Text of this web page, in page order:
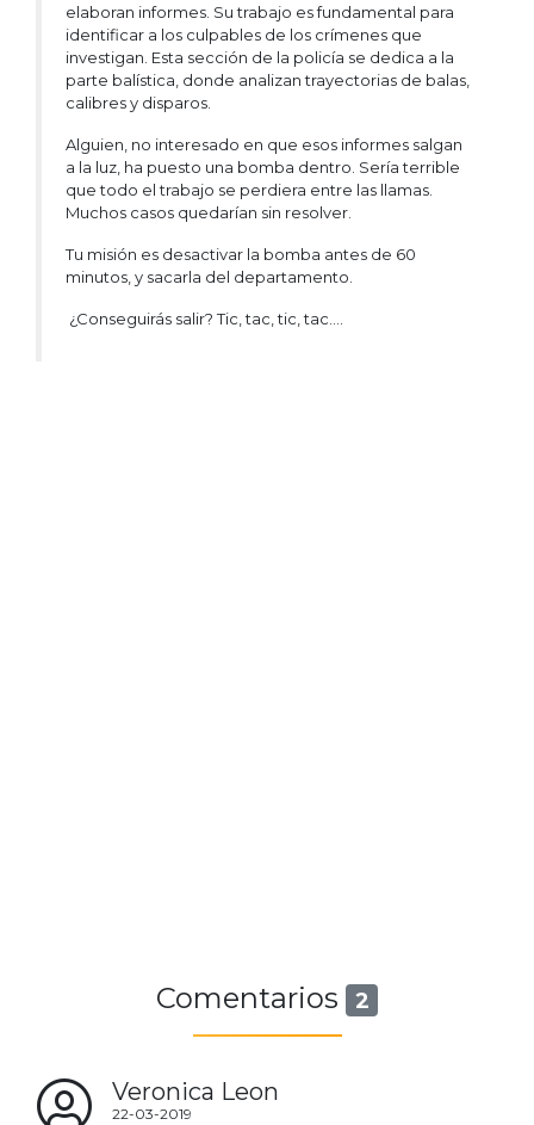
elaboran informes. Su trabajo es fundamental para
identificar a los culpables de los crímenes que
investigan. Esta sección de la policía se dedica a la
parte balística, donde analizan trayectorias de balas,
calibres y disparos.
Alguien, no interesado en que esos informes salgan
a la luz, ha puesto una bomba dentro. Sería terrible
que todo el trabajo se perdiera entre las llamas.
Muchos casos quedarían sin resolver.
Tu misión es desactivar la bomba antes de 60
minutos, y sacarla del departamento.
¿Conseguirás salir? Tic, tac, tic, tac….
Comentarios 2
Veronica Leon
22-03-2019